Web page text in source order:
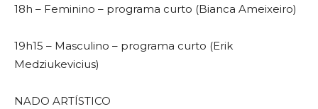
18h – Feminino – programa curto (Bianca Ameixeiro)
19h15 – Masculino – programa curto (Erik
Medziukevicius)
NADO ARTÍSTICO